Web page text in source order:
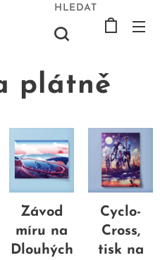
HLEDAT
plátně
Závod
míru na
Dlouhých
Cyclo-
Cross,
tisk na